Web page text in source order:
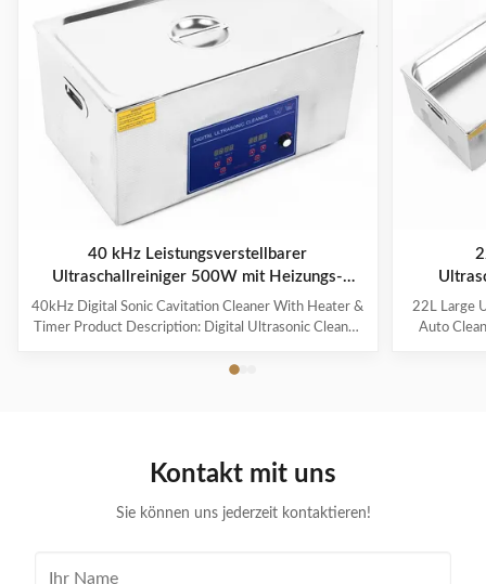
40 kHz Leistungsverstellbarer
Ultraschallreiniger 500W mit Heizungs-
Timer
40kHz Digital Sonic Cavitation Cleaner With Heater &
Timer Product Description: Digital Ultrasonic Cleaner
powerful and efficient cleaning device suitable for a
cleaner is ideal for cleaning delicate and hard-to-reach
22L Large
Auto
Kontakt mit uns
Sie können uns jederzeit kontaktieren!